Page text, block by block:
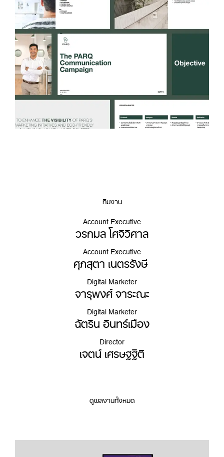
ทีมงาน
Account Executive
วรกมล โศจิวิศาล
Account Executive
ศุภสุตา เนตรรังษี
Digital Marketer
จารุพงศ์ จาระณะ
Digital Marketer
ฉัตริน อินทร์เมือง
Director
เจตน์ เศรษฐฐิติ
ดูผลงานทั้งหมด